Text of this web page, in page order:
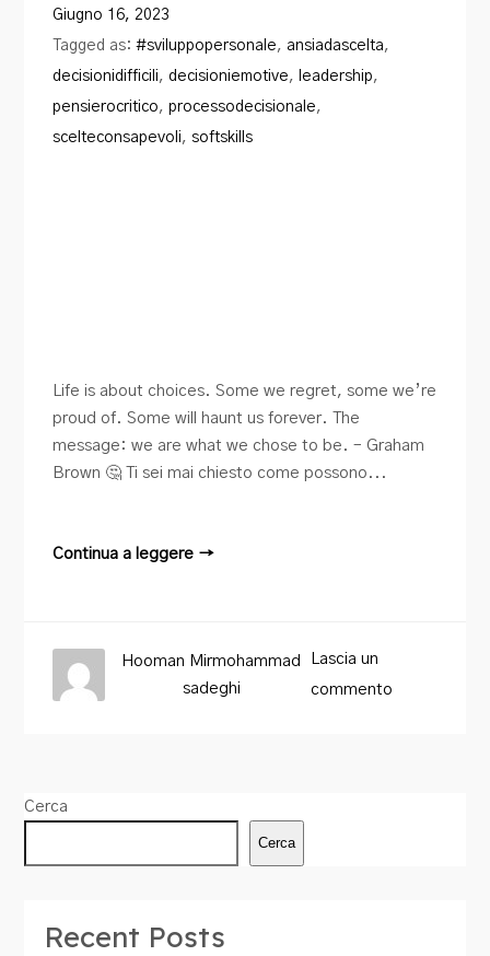
Giugno 16, 2023
Tagged as:#sviluppopersonale, ansiadascelta,
decisionidifficili,decisioniemotive, leadership,
pensierocritico,processodecisionale,
scelteconsapevoli,softskills
Life is about choices. Some we regret, some we’re
proud of. Some will haunt us forever. The
message: we are what we chose to be. – Graham
Brown 🤔 Ti sei mai chiesto come possono...
Continua a leggere →
Lascia un
commento
Hooman Mirmohammad
sadeghi
Cerca
Cerca
Recent Posts